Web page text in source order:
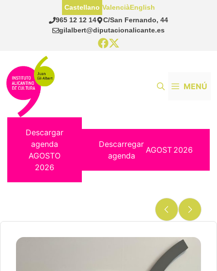
965 12 12 14
C/San Fernando, 44
gilalbert@diputacionalicante.es
Castellano ValenciàEnglish
MENÚ
Descargar
agenda
AGOSTO
2026
Descarregar
agenda
AGOST 2026